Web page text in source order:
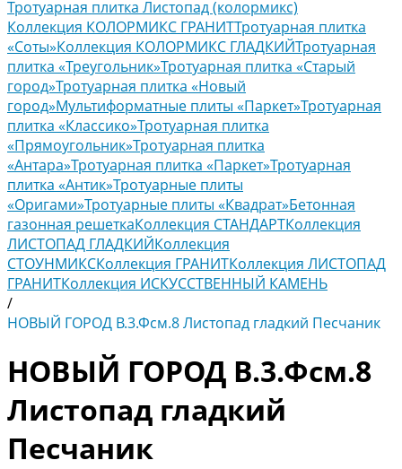
Тротуарная плитка Листопад (колормикс)
Коллекция КОЛОРМИКС ГРАНИТТротуарная плитка
«Соты»Коллекция КОЛОРМИКС ГЛАДКИЙТротуарная
плитка «Треугольник»Тротуарная плитка «Старый
город»Тротуарная плитка «Новый
город»Мультиформатные плиты «Паркет»Тротуарная
плитка «Классико»Тротуарная плитка
«Прямоугольник»Тротуарная плитка
«Антара»Тротуарная плитка «Паркет»Тротуарная
плитка «Антик»Тротуарные плиты
«Оригами»Тротуарные плиты «Квадрат»Бетонная
газонная решеткаКоллекция СТАНДАРТКоллекция
ЛИСТОПАД ГЛАДКИЙКоллекция
СТОУНМИКСКоллекция ГРАНИТКоллекция ЛИСТОПАД
ГРАНИТКоллекция ИСКУССТВЕННЫЙ КАМЕНЬ
/
НОВЫЙ ГОРОД В.3.Фсм.8 Листопад гладкий Песчаник
НОВЫЙ ГОРОД В.3.Фсм.8
Листопад гладкий
Песчаник